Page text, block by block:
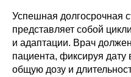
Успешная долгосрочная
представляет собой
и адаптации. Врач
пациента, фиксируя дату
общую дозу и